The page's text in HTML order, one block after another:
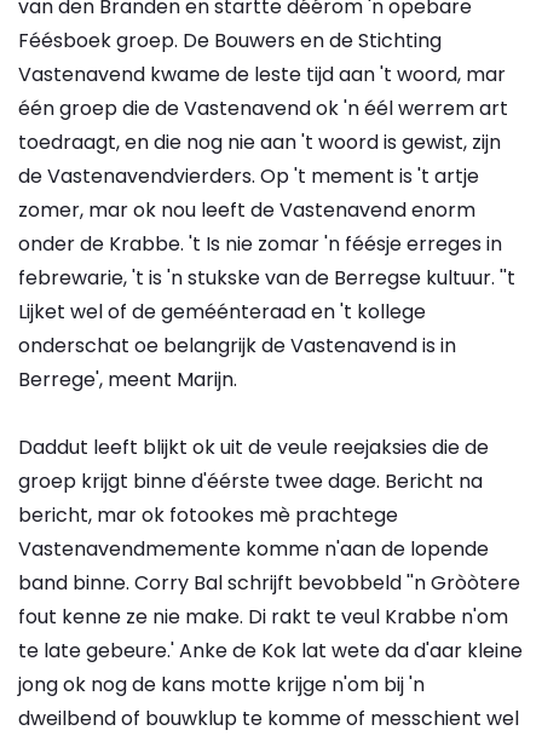
van den Branden en startte déérom 'n opebare
Féésboek groep. De Bouwers en de Stichting
Vastenavend kwame de leste tijd aan 't woord, mar
één groep die de Vastenavend ok 'n éél werrem art
toedraagt, en die nog nie aan 't woord is gewist, zijn
de Vastenavendvierders. Op 't mement is 't artje
zomer, mar ok nou leeft de Vastenavend enorm
onder de Krabbe. 't Is nie zomar 'n féésje erreges in
febrewarie, 't is 'n stukske van de Berregse kultuur. ''t
Lijket wel of de geméénteraad en 't kollege
onderschat oe belangrijk de Vastenavend is in
Berrege', meent Marijn.
Daddut leeft blijkt ok uit de veule reejaksies die de
groep krijgt binne d'éérste twee dage. Bericht na
bericht, mar ok fotookes mè prachtege
Vastenavendmemente komme n'aan de lopende
band binne. Corry Bal schrijft bevobbeld ''n Gròòtere
fout kenne ze nie make. Di rakt te veul Krabbe n'om
te late gebeure.' Anke de Kok lat wete da d'aar kleine
jong ok nog de kans motte krijge n'om bij 'n
dweilbend of bouwklup te komme of messchient wel